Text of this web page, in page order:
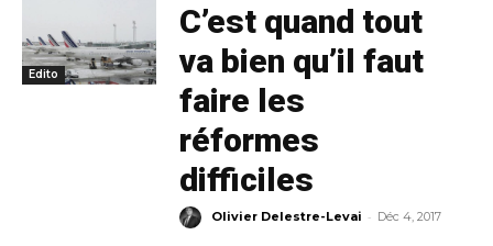
Edito
C’est quand tout
va bien qu’il faut
faire les
réformes
difficiles
Olivier Delestre-Levai - Déc 4, 2017